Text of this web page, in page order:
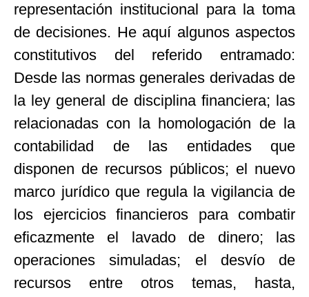
representación institucional para la toma
de decisiones. He aquí algunos aspectos
constitutivos del referido entramado:
Desde las normas generales derivadas de
la ley general de disciplina financiera; las
relacionadas con la homologación de la
contabilidad de las entidades que
disponen de recursos públicos; el nuevo
marco jurídico que regula la vigilancia de
los ejercicios financieros para combatir
eficazmente el lavado de dinero; las
operaciones simuladas; el desvío de
recursos entre otros temas, hasta,